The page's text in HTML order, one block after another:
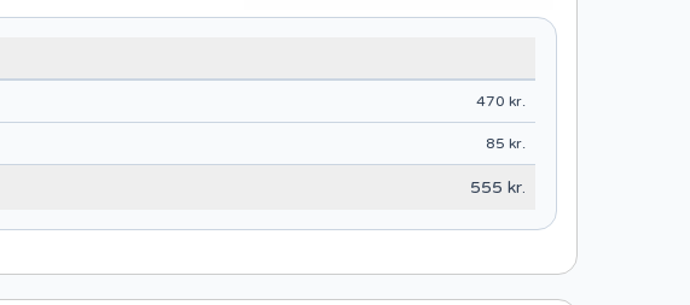
470 kr.
85 kr.
555 kr.